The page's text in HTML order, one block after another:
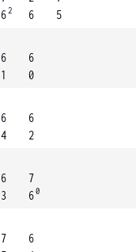
62
6
5
6
1
6
0
6
4
6
2
6
3
7
60
7
6